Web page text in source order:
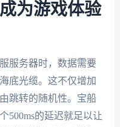
为游戏体验
服务器时，数据需要
底光缆。这不仅增加
跳转的随机性。宝船
500ms的延迟就足以让